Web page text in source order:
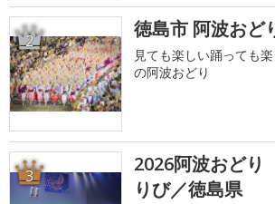
2 徳島市 阿波おど
見ても楽しい踊っても
の阿波おどり
3
2026阿波おど
りび／徳島県